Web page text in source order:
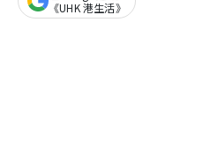
《UHK 港生活》